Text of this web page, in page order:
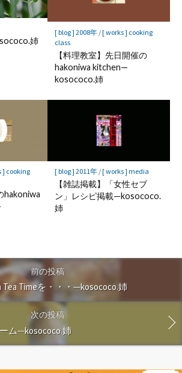
姉
[ blog ] 2008年/[ works ] cooking
class
【料理教室】先日開催の
hakoniwa kitchen—
kosococo.姉
] cooking
hakoniwa
[ blog ] 2011年/[ works ] media
【雑誌掲載】「女性セブ
ン」レシピ掲載—kosococo.
姉
前の投稿
Timeを・・・—kosococo.姉
次の投稿
ム—kosococo.姉